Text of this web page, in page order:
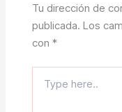
Tu dirección de
publicada. Los
con *
here..